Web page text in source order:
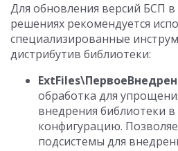
Для обновления версий БСП
решениях рекомендуется
специализированные
дистрибутив библиотеки:
обработка для
внедрения библиотеки
конфигурацию.
подсистемы для